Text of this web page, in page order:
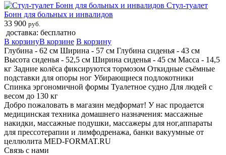
Стул-туалет
Бонн для больных и инвалидов
33 900 руб.
доставка: бесплатно
В корзинуВ корзине В корзину
Глубина - 62 см Ширина - 57 см Глубина сиденья - 43 см
Высота сиденья - 52,5 см Ширина сиденья - 45 см Масса - 14,5
кг Задние колёса фиксируются тормозом Откидные съёмные
подставки для опоры ног Убирающиеся подлокотники
Спинка эргономичной формы Туалетное судно Для людей с
весом до 130 кг
Добро пожаловать в магазин медформат! У нас продается
медицинская техника домашнего назначения: массажные
накидки, массажные подушки, массажеры для ног,аппараты
для прессотерапии и лимфодренажа, банки вакуумные от
целлюлита MED-FORMAT.RU
Связь с нами